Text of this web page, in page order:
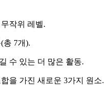
작위 레벨.
총 7개).
수 있는 더 많은 활동.
을 가진 새로운 3가지 원소.